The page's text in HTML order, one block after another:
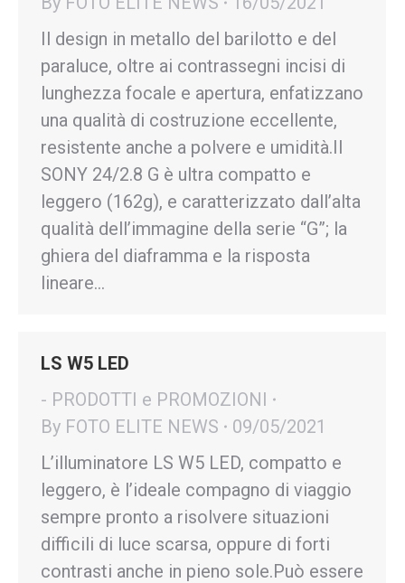
Il design in metallo del barilotto e del
paraluce, oltre ai contrassegni incisi di
lunghezza focale e apertura, enfatizzano
una qualità di costruzione eccellente,
resistente anche a polvere e umidità.Il
SONY 24/2.8 G è ultra compatto e
leggero (162g), e caratterizzato dall’alta
qualità dell’immagine della serie “G”; la
ghiera del diaframma e la risposta
lineare…
LS W5 LED
- PRODOTTI e PROMOZIONI
By FOTO ELITE NEWS
09/05/2021
L’illuminatore LS W5 LED, compatto e
leggero, è l’ideale compagno di viaggio
sempre pronto a risolvere situazioni
difficili di luce scarsa, oppure di forti
contrasti anche in pieno sole.Può essere